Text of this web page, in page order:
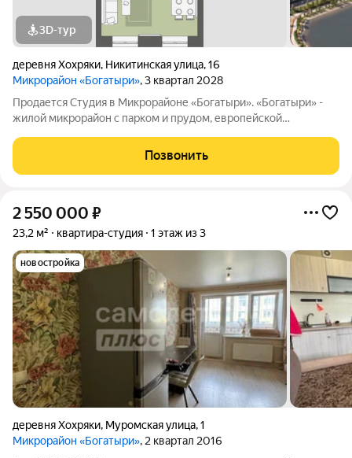
3D-тур
деревня Хохряки, Никитинская улица,16
Микрорайон «Богатыри», 3 квартал 2028
Продается Студия в Микрорайоне «Богатыри». «Богатыри» -
жилой микрорайон с парком и прудом, европейской
этажностью от 5 до 9 этажей. Выгодное расположение - 500
метров от ул. Воткинское шоссе
Позвонить
2 550 000 ₽
23,2 м² квартира-студия 1 этаж из 3
новостройка
деревня Хохряки, Муромская улица,1
Микрорайон «Богатыри», 2 квартал 2016